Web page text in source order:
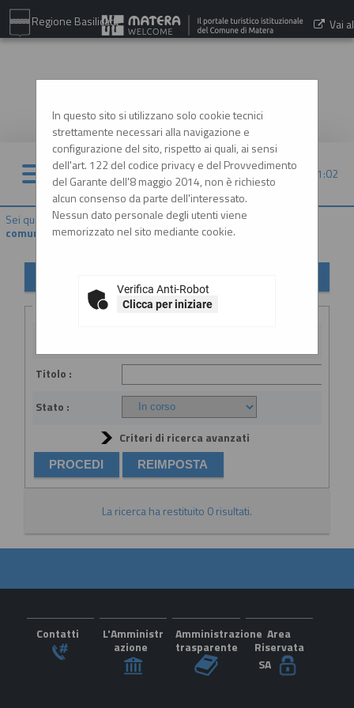
Regione Basilicata Vai al
10/08/2026 21:02
Sei qui: Home»Atti e documenti di carattere generale r...
comunicazioni e atti di caratter...
In questo sito si utilizzano solo cookie tecnici
strettamente necessari alla navigazione e
configurazione del sito, rispetto ai quali, ai sensi
dell'art. 122 del codice privacy e del Provvedimento
del Garante dell'8 maggio 2014, non è richiesto
alcun consenso da parte dell'interessato.
Nessun dato personale degli utenti viene
memorizzato nel sito mediante cookie.
Verifica Anti-Robot
Clicca per iniziare
Criteri di ricerca
Titolo :
Stato :
Criteri di ricerca avanzati
La ricerca ha restituito 0 risultati.
Contatti
L'Amministr
azione
Amministrazione
trasparente
Area
Riservata
SA